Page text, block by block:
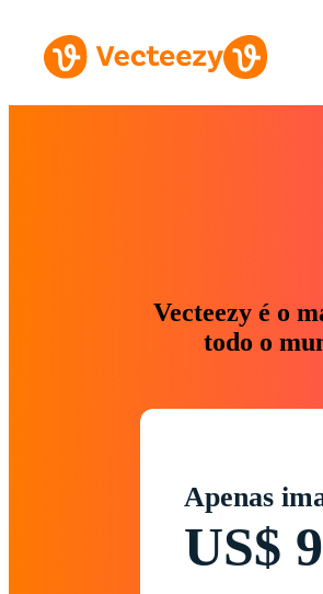
Vecteezy é o
todo o
Apenas
US$ 9